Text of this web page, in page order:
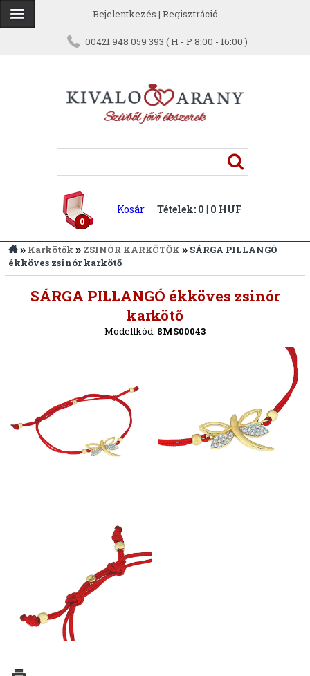
Bejelentkezés | Regisztráció
00421 948 059 393 ( H - P 8:00 - 16:00 )
0
Kosár Tételek: 0 | 0 HUF
» Karkötők » ZSINÓR KARKÖTŐK » SÁRGA PILLANGÓ
ékköves zsinór karkötő
SÁRGA PILLANGÓ ékköves zsinór
karkötő
Modellkód: 8MS00043